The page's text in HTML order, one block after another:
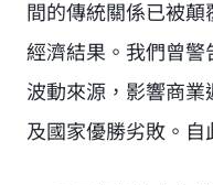
間的傳統關係已被
經濟結果。我們曾警
波動來源，影響商
及國家優勝劣敗。自